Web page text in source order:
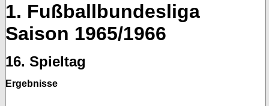
1. Fußballbundesliga
Saison 1965/1966
16. Spieltag
Ergebnisse